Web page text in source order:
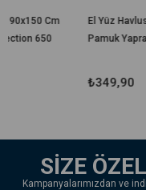
El Yüz Havlusu 50x90 Cm
Pamuk Yaprak Desenli
SİZE
Kampanyalarımızdan ve